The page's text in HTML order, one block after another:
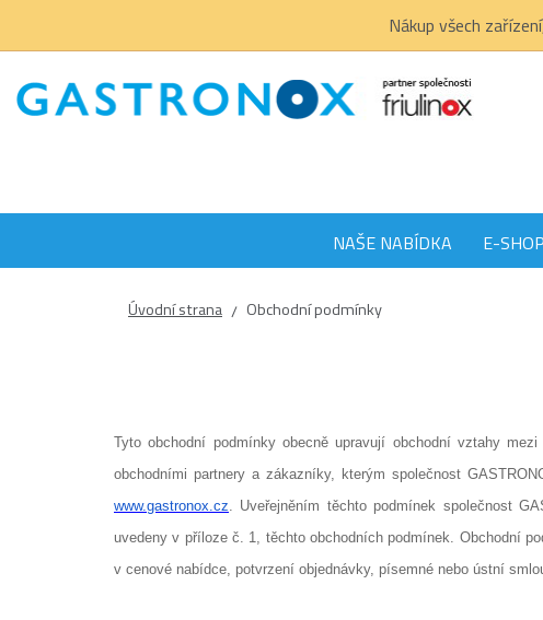
Nákup všech
NAŠE NABÍDKA E-SHOP
Úvodní strana / Obchodní podmínky
Tyto obchodní podmínky obecně upravují obchodní vztahy
obchodními partnery a zákazníky, kterým společnost
www.gastronox.cz. Uveřejněním těchto podmínek společnost
uvedeny v příloze č. 1, těchto obchodních podmínek. Obchodní
v cenové nabídce, potvrzení objednávky, písemné nebo ústní